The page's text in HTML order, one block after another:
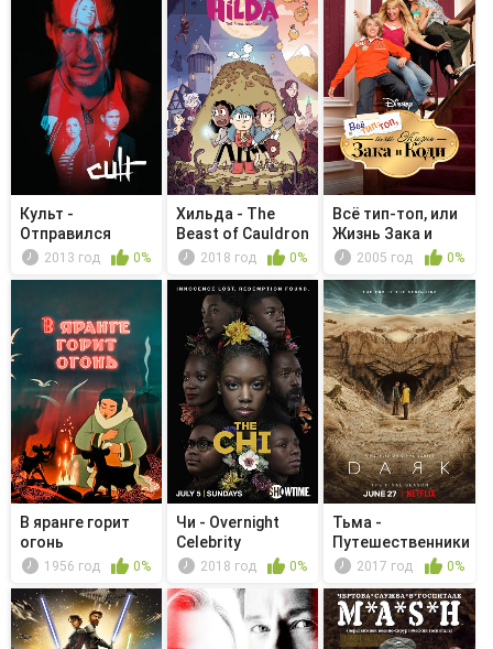
Культ -
Отправился
увидеть мастера
2013 год 0%
Хильда - The
Beast of Cauldron
Island2018 год 0%
Всё тип-топ, или
Жизнь Зака и
Коди - ...
2005 год 0%
В яранге горит
огонь
1956 год 0%
Чи - Overnight
Celebrity
2018 год 0%
Тьма -
Путешественники
2017 год 0%